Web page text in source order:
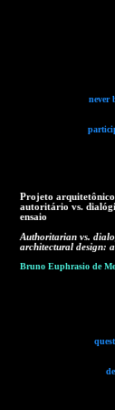
never
Projeto arquitetônico
autoritário vs.
ensaio
Authoritarian vs.
architectural design:
Bruno Euphrasio de